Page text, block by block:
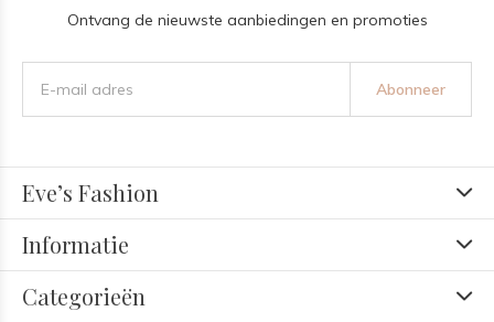
Ontvang de nieuwste aanbiedingen en promoties
Abonneer
Eve’s Fashion
Informatie
Categorieën